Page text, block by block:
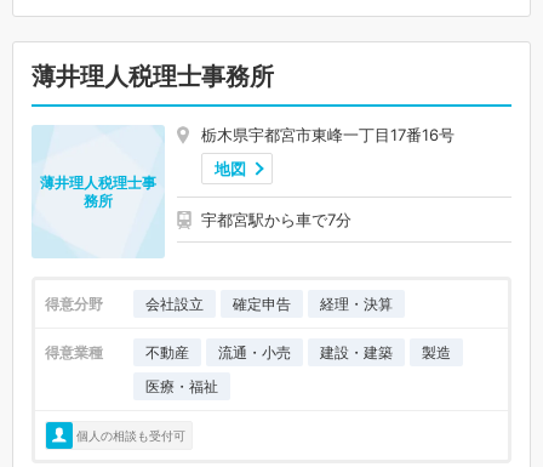
薄井理人税理士事務所
栃木県宇都宮市東峰一丁目17番16号
地図
宇都宮駅から車で7分
薄井理人税理士事
務所
得意分野 会社設立 確定申告 経理・決算
得意業種 不動産 流通・小売 建設・建築
製造
医療・福祉
個人の相談も受付可